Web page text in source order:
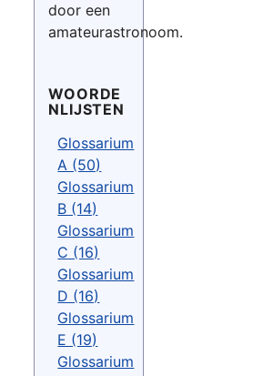
door een
amateurastronoom.
WOORDE
NLIJSTEN
Glossarium
A (50)
Glossarium
B (14)
Glossarium
C (16)
Glossarium
D (16)
Glossarium
E (19)
Glossarium